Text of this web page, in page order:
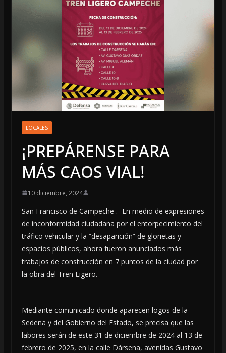
LOCALES
¡PREPÁRENSE PARA
MÁS CAOS VIAL!
10 diciembre, 2024
San Francisco de Campeche .- En medio de expresiones
de inconformidad ciudadana por el entorpecimiento del
tráfico vehicular y la “desaparición” de glorietas y
espacios públicos, ahora fueron anunciados más
trabajos de construcción en 7 puntos de la ciudad por
la obra del Tren Ligero.
Mediante comunicado donde aparecen logos de la
Sedena y del Gobierno del Estado, se precisa que las
labores serán de este 31 de diciembre de 2024 al 13 de
febrero de 2025, en la calle Dársena, avenidas Gustavo